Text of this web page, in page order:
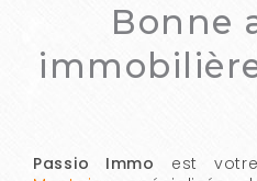
Bonne
Passio Immo est